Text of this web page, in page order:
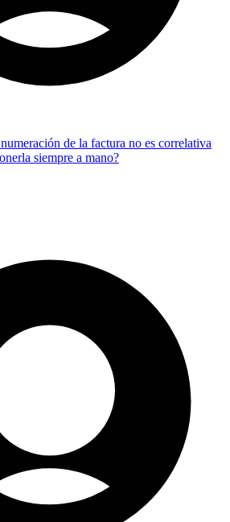
de la factura no es correlativa
siempre a mano?